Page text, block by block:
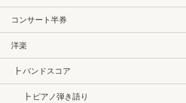
コンサート半券
洋楽
┣ バンドスコア
┣ ピアノ弾き語り